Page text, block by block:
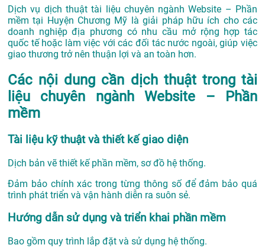
Dịch vụ dịch thuật tài liệu chuyên ngành Website – Phần
mềm tại Huyện Chương Mỹ là giải pháp hữu ích cho các
doanh nghiệp địa phương có nhu cầu mở rộng hợp tác
quốc tế hoặc làm việc với các đối tác nước ngoài, giúp việc
giao thương trở nên thuận lợi và an toàn hơn.
Các nội dung cần dịch thuật trong tài
liệu chuyên ngành Website – Phần
mềm
Tài liệu kỹ thuật và thiết kế giao diện
Dịch bản vẽ thiết kế phần mềm, sơ đồ hệ thống.
Đảm bảo chính xác trong từng thông số để đảm bảo quá
trình phát triển và vận hành diễn ra suôn sẻ.
Hướng dẫn sử dụng và triển khai phần mềm
Bao gồm quy trình lắp đặt và sử dụng hệ thống.